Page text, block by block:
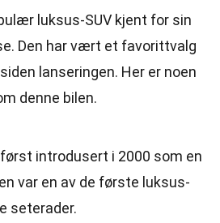
luksus-SUV kjent for sin
Den har vært et favorittvalg
lanseringen. Her er noen
denne bilen.
introdusert i 2000 som en
var en av de første luksus-
seterader.